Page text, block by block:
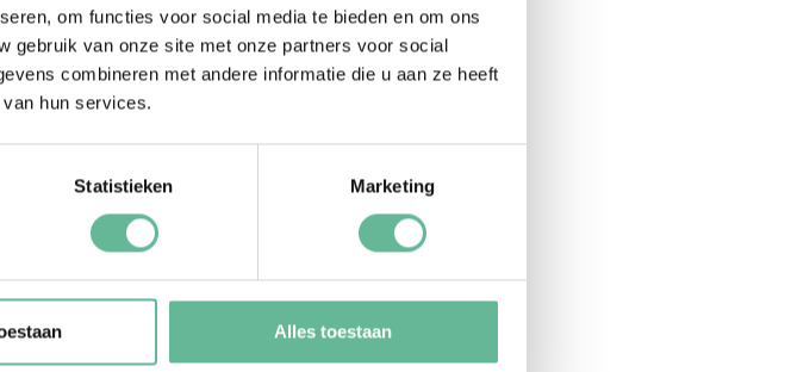
om functies voor social media te bieden en om ons
gebruik van onze site met onze partners voor social
combineren met andere informatie die u aan ze heeft
hun services.
Statistieken Marketing
Alles toestaan
en
per
nieuwste trends!